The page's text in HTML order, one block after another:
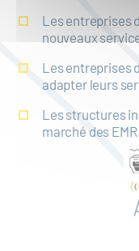
Les entreprises
nouveaux
Les entreprises
adapter leurs
Les structures
marché des EMR.